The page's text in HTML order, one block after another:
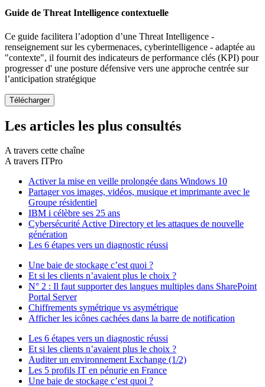
Guide de Threat Intelligence contextuelle
Ce guide facilitera l’adoption d’une Threat Intelligence -
renseignement sur les cybermenaces, cyberintelligence - adaptée au
"contexte", il fournit des indicateurs de performance clés (KPI) pour
progresser d' une posture défensive vers une approche centrée sur
l’anticipation stratégique
Les articles les plus consultés
A travers cette chaîne
A travers ITPro
Activer la mise en veille prolongée dans Windows 10
Partager vos images, vidéos, musique et imprimante avec le
Groupe résidentiel
IBM i célèbre ses 25 ans
Cybersécurité Active Directory et les attaques de nouvelle
génération
Les 6 étapes vers un diagnostic réussi
Une baie de stockage c’est quoi ?
Et si les clients n’avaient plus le choix ?
N° 2 : Il faut supporter des langues multiples dans SharePoint
Portal Server
Chiffrements symétrique vs asymétrique
Afficher les icônes cachées dans la barre de notification
Les 6 étapes vers un diagnostic réussi
Et si les clients n’avaient plus le choix ?
Auditer un environnement Exchange (1/2)
Les 5 profils IT en pénurie en France
Une baie de stockage c’est quoi ?